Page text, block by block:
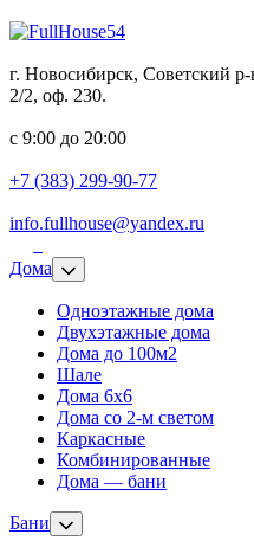
г. Новосибирск, Советский
2/2, оф. 230.
с 9:00 до 20:00
+7 (383) 299-90-77
info.fullhouse@yandex.ru
Дома
Одноэтажные дома
Двухэтажные дома
Дома до 100м2
Шале
Дома 6х6
Дома со 2-м светом
Каркасные
Комбинированные
Дома — бани
Бани